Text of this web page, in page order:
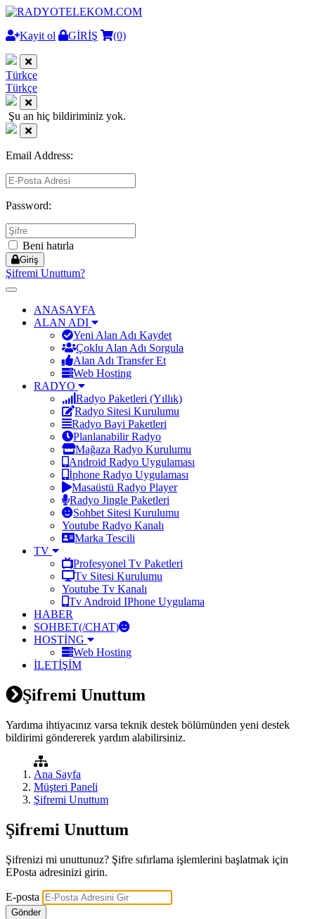
Kayit ol GİRİŞ (0)
Türkçe
Türkçe
Şu an hiç bildiriminiz yok.
Email Address:
Password:
Beni hatırla
Giriş
Şifremi Unuttum?
Toggle
navigationANASAYFA
ALAN ADI
Yeni Alan Adı Kaydet
Çoklu Alan Adı Sorgula
Alan Adı Transfer Et
Web Hosting
RADYO
Radyo Paketleri (Yıllık)
Radyo Sitesi Kurulumu
Radyo Bayi Paketleri
Planlanabilir Radyo
Mağaza Radyo Kurulumu
Android Radyo Uygulaması
İphone Radyo Uygulaması
Masaüstü Radyo Player
Radyo Jingle Paketleri
Sohbet Sitesi Kurulumu
Youtube Radyo Kanalı
Marka Tescili
TV
Profesyonel Tv Paketleri
Tv Sitesi Kurulumu
Youtube Tv Kanalı
Tv Android IPhone Uygulama
HABER
SOHBET(/CHAT)
HOSTİNG
Web Hosting
İLETİŞİM
Şifremi Unuttum
Yardıma ihtiyacınız varsa teknik destek bölümünden yeni destek
bildirimi göndererek yardım alabilirsiniz.
Ana Sayfa
Müşteri Paneli
Şifremi Unuttum
Şifremi Unuttum
Şifrenizi mi unuttunuz? Şifre sıfırlama işlemlerini başlatmak için
EPosta adresinizi girin.
E-posta
Gönder